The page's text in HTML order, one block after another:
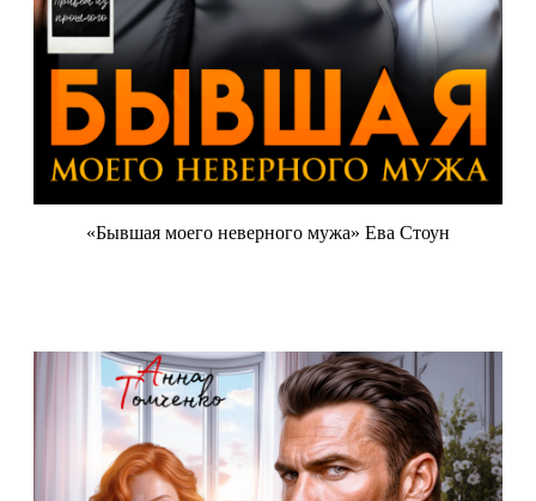
«Бывшая моего неверного мужа» Ева Стоун